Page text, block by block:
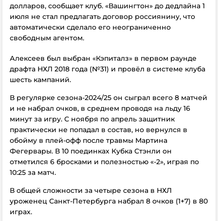
долларов, сообщает клуб. «Вашингтон» до дедлайна 1
июля не стал предлагать договор россиянину, что
автоматически сделало его неограниченно
свободным агентом.
Алексеев был выбран «Кэпиталз» в первом раунде
драфта НХЛ 2018 года (№31) и провёл в системе клуба
шесть кампаний.
В регулярке сезона-2024/25 он сыграл всего 8 матчей
и не набрал очков, в среднем проводя на льду 16
минут за игру. С ноября по апрель защитник
практически не попадал в состав, но вернулся в
обойму в плей-офф после травмы Мартина
Фегервары. В 10 поединках Кубка Стэнли он
отметился 6 бросками и полезностью «-2», играя по
10:25 за матч.
В общей сложности за четыре сезона в НХЛ
уроженец Санкт-Петербурга набрал 8 очков (1+7) в 80
играх.